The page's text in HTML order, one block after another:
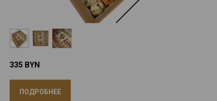
335 BYN
ПОДРОБНЕЕ